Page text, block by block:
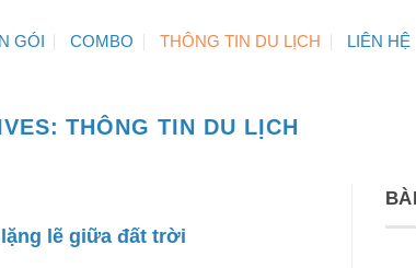
GÓI COMBO THÔNG TIN DU LỊCH LIÊN HỆ
THÔNG TIN DU LỊCH
lẽ giữa đất trời